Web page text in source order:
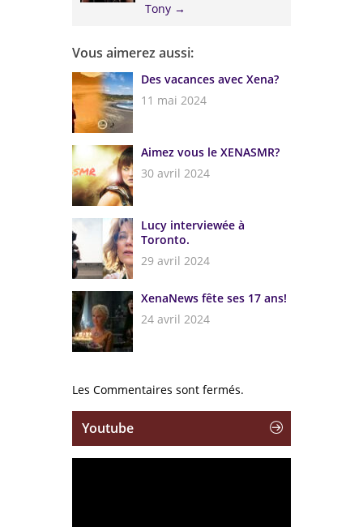
Tony →
Vous aimerez aussi:
Des vacances avec Xena?
11 mai 2024
Aimez vous le XENASMR?
30 avril 2024
Lucy interviewée à
Toronto.
29 avril 2024
XenaNews fête ses 17 ans!
24 avril 2024
Les Commentaires sont fermés.
Youtube